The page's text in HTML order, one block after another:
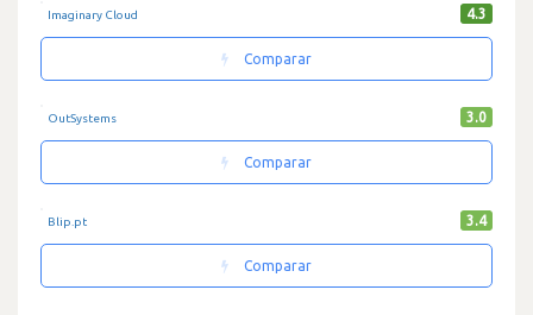
Imaginary Cloud 4.3
Comparar
OutSystems 3.0
Comparar
Blip.pt 3.4
Comparar